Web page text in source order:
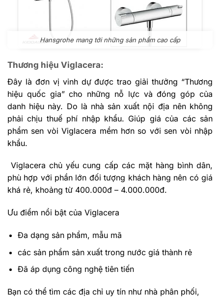
Hansgrohe mang tới những sản phẩm cao cấp
Thương hiệu Viglacera:
Đây là đơn vị vinh dự được trao giải thưởng “Thương
hiệu quốc gia” cho những nỗ lực và đóng góp của
danh hiệu này. Do là nhà sản xuất nội địa nên không
phải chịu thuế phí nhập khẩu. Giúp giá của các sản
phẩm sen vòi Viglacera mềm hơn so với sen vòi nhập
khẩu.
Viglacera chủ yếu cung cấp các mặt hàng bình dân,
phù hợp với phần lớn đối tượng khách hàng nên có giá
khá rẻ, khoảng từ 400.000đ – 4.000.000đ.
Ưu điểm nổi bật của Viglacera
Đa dạng sản phẩm, mẫu mã
các sản phẩm sản xuất trong nước giá thành rẻ
Đã áp dụng công nghệ tiên tiến
Bạn có thể tìm các địa chỉ uy tín như nhà phân phối,